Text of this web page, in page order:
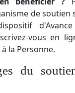
de soutien
vous en
la Personne.
du